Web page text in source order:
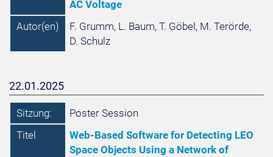
AC Voltage
Autor(en)
F. Grumm, L. Baum, T. Göbel, M. Terörde,
D. Schulz
22.01.2025
Sitzung:
Poster Session
Titel
Web-Based Software for Detecting LEO
Space Objects Using a Network of